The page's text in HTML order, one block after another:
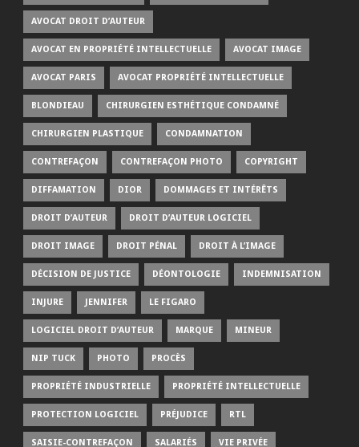
AVOCAT DROIT D’AUTEUR
AVOCAT EN PROPRIÉTÉ INTELLECTUELLE AVOCAT IMAGE
AVOCAT PARIS AVOCAT PROPRIÉTÉ INTELLECTUELLE
BLONDIEAU CHIRURGIEN ESTHÉTIQUE CONDAMNÉ
CHIRURGIEN PLASTIQUE CONDAMNATION
CONTREFAÇON CONTREFAÇON PHOTO COPYRIGHT
DIFFAMATION DIOR DOMMAGES ET INTÉRÊTS
DROIT D’AUTEUR DROIT D’AUTEUR LOGICIEL
DROIT IMAGE DROIT PÉNAL DROIT À L’IMAGE
DÉCISION DE JUSTICE DÉONTOLOGIE INDEMNISATION
INJURE JENNIFER LE FIGARO
LOGICIEL DROIT D’AUTEUR MARQUE MINEUR
NIP TUCK PHOTO PROCÈS
PROPRIÉTÉ INDUSTRIELLE PROPRIÉTÉ INTELLECTUELLE
PROTECTION LOGICIEL PRÉJUDICE RTL
SAISIE-CONTREFAÇON SALARIÉS VIE PRIVÉE